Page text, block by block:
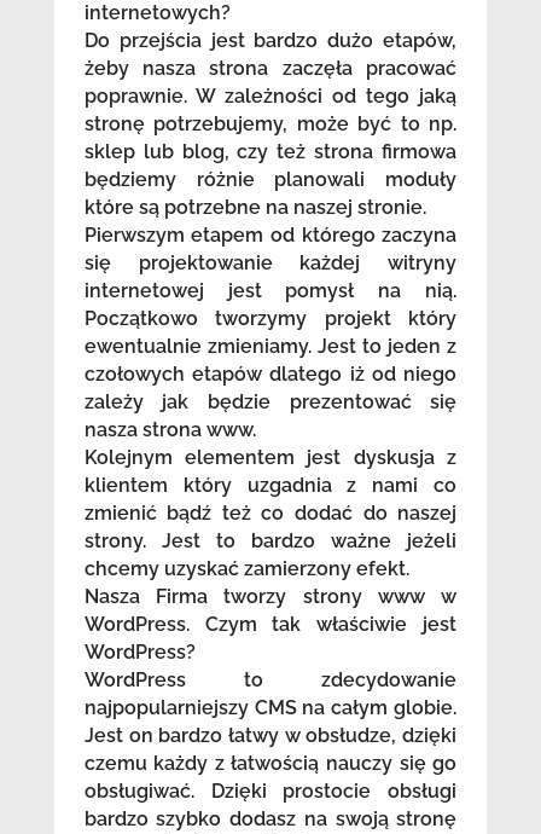
internetowych?
Do przejścia jest bardzo dużo etapów,
żeby nasza strona zaczęła pracować
poprawnie. W zależności od tego jaką
stronę potrzebujemy, może być to np.
sklep lub blog, czy też strona firmowa
będziemy różnie planowali moduły
które są potrzebne na naszej stronie.
Pierwszym etapem od którego zaczyna
się projektowanie każdej witryny
internetowej jest pomysł na nią.
Początkowo tworzymy projekt który
ewentualnie zmieniamy. Jest to jeden z
czołowych etapów dlatego iż od niego
zależy jak będzie prezentować się
nasza strona www.
Kolejnym elementem jest dyskusja z
klientem który uzgadnia z nami co
zmienić bądź też co dodać do naszej
strony. Jest to bardzo ważne jeżeli
chcemy uzyskać zamierzony efekt.
Nasza Firma tworzy strony www w
WordPress. Czym tak właściwie jest
WordPress?
WordPress to zdecydowanie
najpopularniejszy CMS na całym globie.
Jest on bardzo łatwy w obsłudze, dzięki
czemu każdy z łatwością nauczy się go
obsługiwać. Dzięki prostocie obsługi
bardzo szybko dodasz na swoją stronę